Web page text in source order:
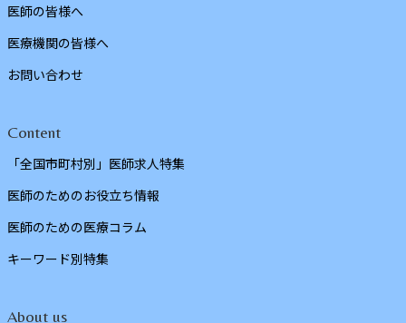
医師の皆様へ
医療機関の皆様へ
お問い合わせ
Content
「全国市町村別」医師求人特集
医師のためのお役立ち情報
医師のための医療コラム
キーワード別特集
About us